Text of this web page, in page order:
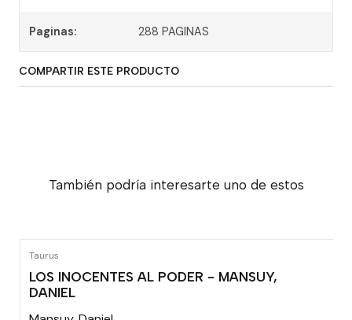
Paginas: 288 PAGINAS
COMPARTIR ESTE PRODUCTO
También podría interesarte uno de estos
Taurus
LOS INOCENTES AL PODER - MANSUY,
DANIEL